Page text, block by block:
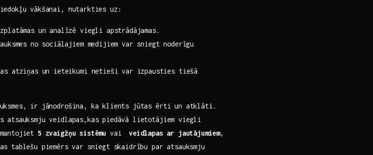
vākšanai, nutarkties uz:
un analīzē viegli apstrādājamas.
no sociālajiem‌ medijiem var sniegt noderīgu
atziņas un ieteikumi netieši var izpausties tiešā
ir jānodrošina, ‍ka klients jūtas ērti un atklāti.
veidlapas,kas piedāvā lietotājiem viegli
5 zvaigžņu sistēmu vai ⁣ veidlapas ar jautājumiem,
tablešu piemērs⁣ var sniegt​ skaidrību par atsauksmju